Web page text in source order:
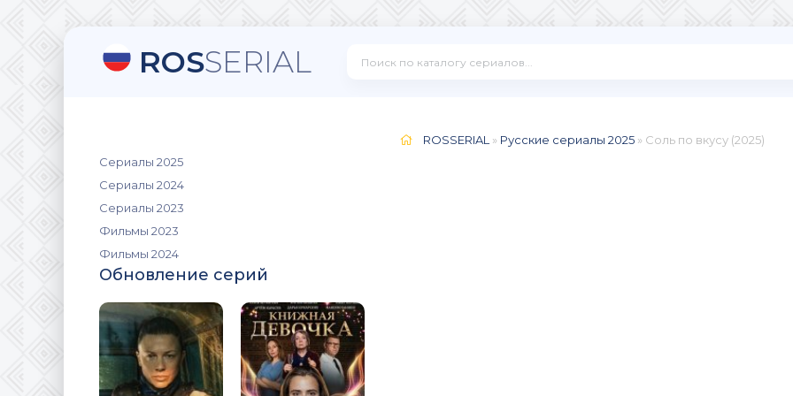
ROSSERIAL
Сериалы 2025
Сериалы 2024
Сериалы 2023
Фильмы 2023
Фильмы 2024
Обновление серий
ROSSERIAL » Русские сериалы 2025 » Соль по вкусу (2025)